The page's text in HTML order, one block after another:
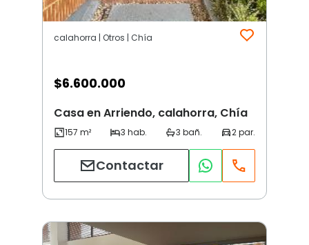
calahorra | Otros | Chía
$6.600.000
Casa en Arriendo, calahorra, Chía
Contactar